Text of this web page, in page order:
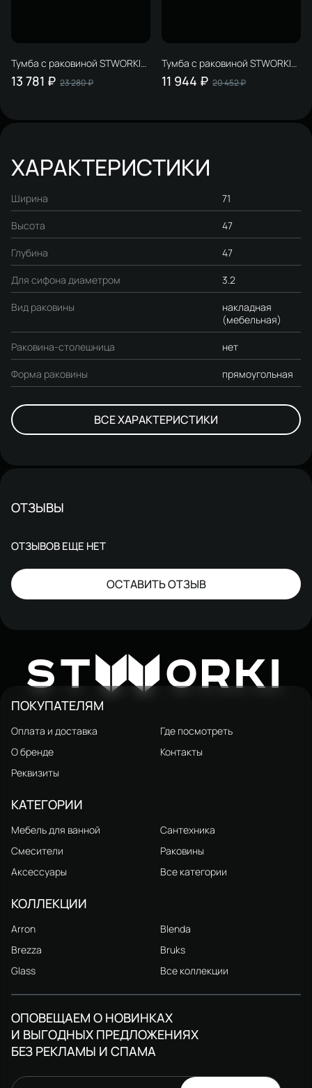
Тумба с раковиной STWORKI
Мурманск 70 (FR2)
подвесная, белая
13 781 ₽ 23 280 ₽
Тумба с раковиной STWORKI
Мурманск 60 (FR2)
подвесная, антрацит
11 944 ₽ 20 452 ₽
ХАРАКТЕРИСТИКИ
Ширина 71
Высота 47
Глубина 47
Для сифона диаметром 3.2
Вид раковины
накладная
(мебельная)
Раковина-столешница нет
Форма раковины прямоугольная
ВСЕ ХАРАКТЕРИСТИКИ
ОТЗЫВЫ
ОТЗЫВОВ ЕЩЕ НЕТ
ОСТАВИТЬ ОТЗЫВ
STW ORKI
ПОКУПАТЕЛЯМ
Оплата и доставка
Где посмотреть
О бренде
Контакты
Реквизиты
КАТЕГОРИИ
Мебель для ванной
Сантехника
Смесители
Раковины
Аксессуары
Все категории
КОЛЛЕКЦИИ
Arron
Blenda
Brezza
Bruks
Glass
Все коллекции
ОПОВЕЩАЕМ О НОВИНКАХ
И ВЫГОДНЫХ ПРЕДЛОЖЕНИЯХ
БЕЗ РЕКЛАМЫ И СПАМА